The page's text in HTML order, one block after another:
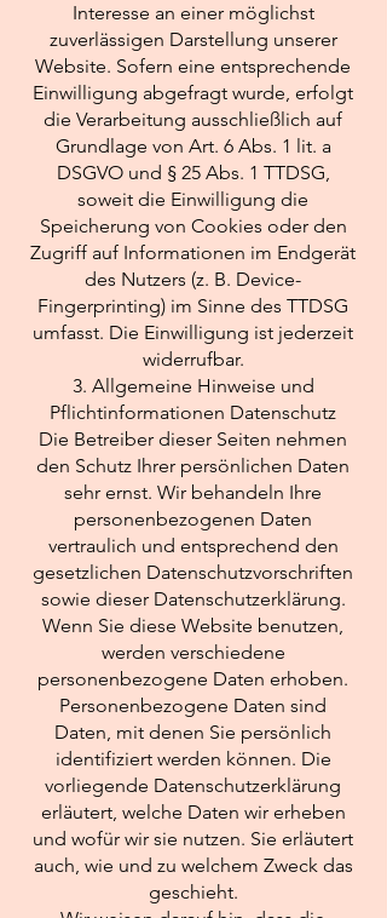
Interesse an einer möglichst
zuverlässigen Darstellung unserer
Website. Sofern eine entsprechende
Einwilligung abgefragt wurde, erfolgt
die Verarbeitung ausschließlich auf
Grundlage von Art. 6 Abs. 1 lit. a
DSGVO und § 25 Abs. 1 TTDSG,
soweit die Einwilligung die
Speicherung von Cookies oder den
Zugriff auf Informationen im Endgerät
des Nutzers (z. B. Device-
Fingerprinting) im Sinne des TTDSG
umfasst. Die Einwilligung ist jederzeit
widerrufbar.
3. Allgemeine Hinweise und
Pflichtinformationen Datenschutz
Die Betreiber dieser Seiten nehmen
den Schutz Ihrer persönlichen Daten
sehr ernst. Wir behandeln Ihre
personenbezogenen Daten
vertraulich und entsprechend den
gesetzlichen Datenschutzvorschriften
sowie dieser Datenschutzerklärung.
Wenn Sie diese Website benutzen,
werden verschiedene
personenbezogene Daten erhoben.
Personenbezogene Daten sind
Daten, mit denen Sie persönlich
identifiziert werden können. Die
vorliegende Datenschutzerklärung
erläutert, welche Daten wir erheben
und wofür wir sie nutzen. Sie erläutert
auch, wie und zu welchem Zweck das
geschieht.